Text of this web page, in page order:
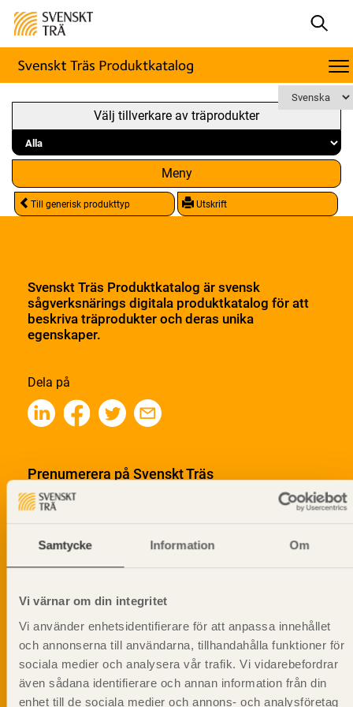
Samtycke Information Om
Vi värnar om din integritet
Vi använder enhetsidentifierare för att anpassa innehållet
och annonserna till användarna, tillhandahålla funktioner för
sociala medier och analysera vår trafik. Vi vidarebefordrar
även sådana identifierare och annan information från din
enhet till de sociala medier och annons- och analysföretag
Välj tillverkare av träprodukter
Meny
Till generisk produkttyp Utskrift
Svenskt Träs Produktkatalog är svensk
sågverksnärings digitala produktkatalog för att
beskriva träprodukter och deras unika
egenskaper.
Dela på
Prenumerera på Svenskt Träs
informationsutskick!